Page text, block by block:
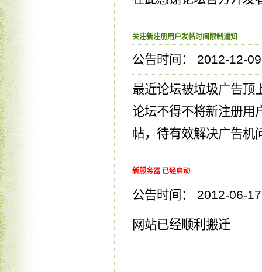
关注新注册用户发帖时间限制通知
公告时间： 2012-12-
最近论坛被垃圾广告顶
论坛不得不将新注册用
帖，待有效解决广告机
新服务器 已经启动
公告时间： 2012-06-
网站已经顺利搬迁